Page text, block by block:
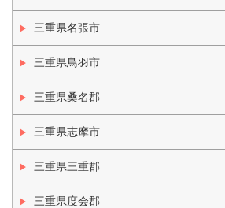
三重県名張市
三重県鳥羽市
三重県桑名郡
三重県志摩市
三重県三重郡
三重県度会郡